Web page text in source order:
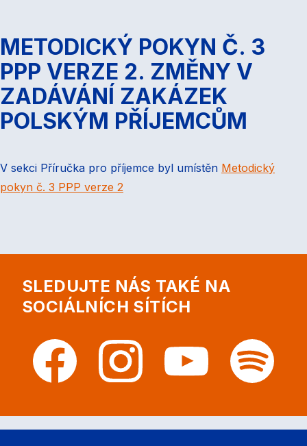
METODICKÝ POKYN Č. 3
PPP VERZE 2. ZMĚNY V
ZADÁVÁNÍ ZAKÁZEK
POLSKÝM PŘÍJEMCŮM
V sekci Příručka pro příjemce byl umístěn Metodický
pokyn č. 3 PPP verze 2
SLEDUJTE NÁS TAKÉ NA
SOCIÁLNÍCH SÍTÍCH